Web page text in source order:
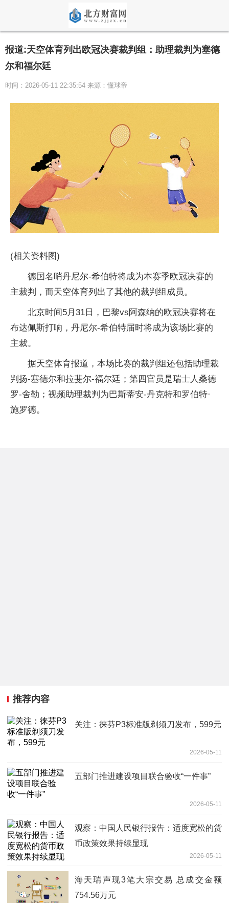
报道:天空体育列出欧冠决赛裁判组：助理裁判为塞德
尔和福尔廷
时间：2026-05-11 22:35:54 来源：懂球帝
(相关资料图)
德国名哨丹尼尔-希伯特将成为本赛季欧冠决赛的
主裁判，而天空体育列出了其他的裁判组成员。
北京时间5月31日，巴黎vs阿森纳的欧冠决赛将在
布达佩斯打响，丹尼尔-希伯特届时将成为该场比赛的
主裁。
据天空体育报道，本场比赛的裁判组还包括助理裁
判扬-塞德尔和拉斐尔-福尔廷；第四官员是瑞士人桑德
罗-舍勒；视频助理裁判为巴斯蒂安-丹克特和罗伯特·
施罗德。
推荐内容
关注：徕芬P3标准版剃须刀发布，599元
2026-05-11
五部门推进建设项目联合验收“一件事”
2026-05-11
观察：中国人民银行报告：适度宽松的货
币政策效果持续显现
2026-05-11
海天瑞声现3笔大宗交易 总成交金额
754.56万元